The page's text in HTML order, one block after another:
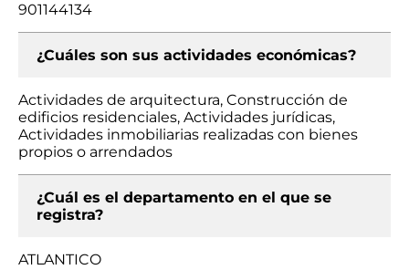
901144134
¿Cuáles son sus actividades económicas?
Actividades de arquitectura, Construcción de
edificios residenciales, Actividades jurídicas,
Actividades inmobiliarias realizadas con bienes
propios o arrendados
¿Cuál es el departamento en el que se
registra?
ATLANTICO